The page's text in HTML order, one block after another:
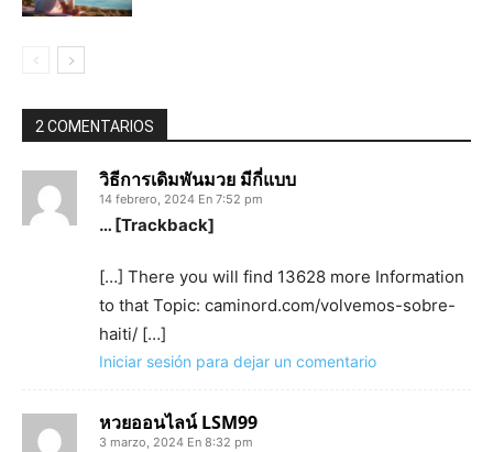
2 COMENTARIOS
วิธีการเดิมพันมวย มีกี่แบบ
14 febrero, 2024 En 7:52 pm
… [Trackback]
[…] There you will find 13628 more Information
to that Topic: caminord.com/volvemos-sobre-
haiti/ […]
Iniciar sesión para dejar un comentario
หวยออนไลน์ LSM99
3 marzo, 2024 En 8:32 pm